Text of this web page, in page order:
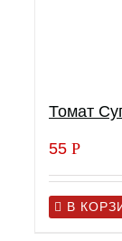
Томат
55 Р
В